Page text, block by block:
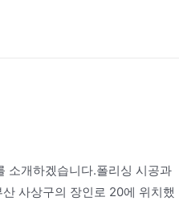
소개하겠습니다.폴리싱 시공과
사상구의 장인로 20에 위치했